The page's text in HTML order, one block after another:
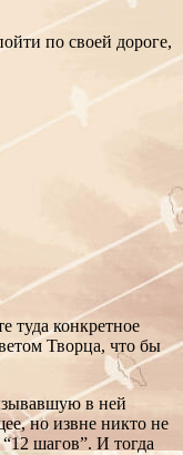
по своей дороге,
туда конкретное
Творца, что бы
в ней
но извне никто не
шагов”. И тогда